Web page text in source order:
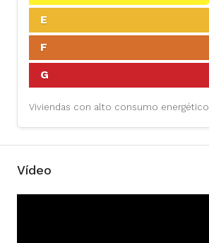
E
F
G
Viviendas con alto consumo energético
Vídeo